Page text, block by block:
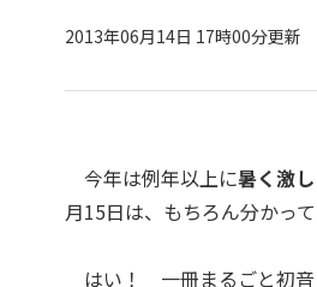
2013年06月14日 17時00分更新
今年は例年以上に暑く激
月15日は、もちろん分かっ
はい！ 一冊まるごと初音